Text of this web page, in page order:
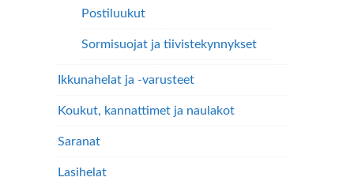
Postiluukut
Sormisuojat ja tiivistekynnykset
Ikkunahelat ja -varusteet
Koukut, kannattimet ja naulakot
Saranat
Lasihelat